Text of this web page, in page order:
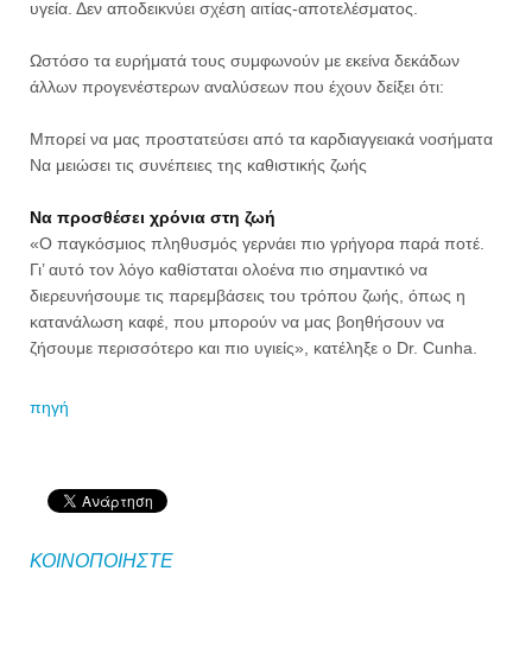
υγεία. Δεν αποδεικνύει σχέση αιτίας-αποτελέσματος.
Ωστόσο τα ευρήματά τους συμφωνούν με εκείνα δεκάδων
άλλων προγενέστερων αναλύσεων που έχουν δείξει ότι:
Μπορεί να μας προστατεύσει από τα καρδιαγγειακά νοσήματα
Να μειώσει τις συνέπειες της καθιστικής ζωής
Να προσθέσει χρόνια στη ζωή
«Ο παγκόσμιος πληθυσμός γερνάει πιο γρήγορα παρά ποτέ.
Γι’ αυτό τον λόγο καθίσταται ολοένα πιο σημαντικό να
διερευνήσουμε τις παρεμβάσεις του τρόπου ζωής, όπως η
κατανάλωση καφέ, που μπορούν να μας βοηθήσουν να
ζήσουμε περισσότερο και πιο υγιείς», κατέληξε ο Dr. Cunha.
πηγή
ΚΟΙΝΟΠΟΙΗΣΤΕ